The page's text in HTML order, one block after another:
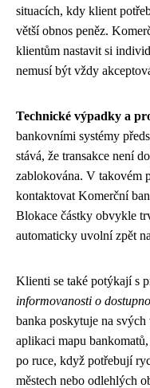
situacích, kdy klient
větší obnos peněz.
klientům nastavit si
nemusí být vždy
Technické výpadky a
bankovními systémy
stává, že transakce není
zablokována. V takovém
kontaktovat Komerční
Blokace částky obvykle
automaticky uvolní zpět
Klienti se také potýkají s
informovanosti o
banka poskytuje na
aplikaci mapu
po ruce, když potřebují
městech nebo odlehlých